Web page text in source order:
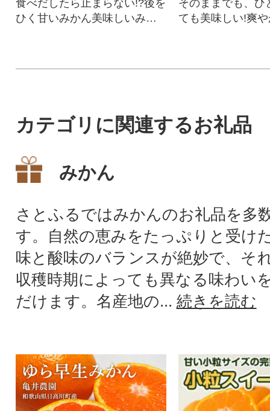
食べだしたら止まらない!?後を
ひく甘いみかん美味しいみか
そのままでも、ひ
ても美味しい!爽
カテゴリに関連するお礼品
みかん
さとふるではみかんのお礼品を多
す。自然の恵みをたっぷりと受け
味と酸味のバランスが絶妙で、そ
収穫時期によっても異なる味わい
だけます。名産地の... 続きを読む